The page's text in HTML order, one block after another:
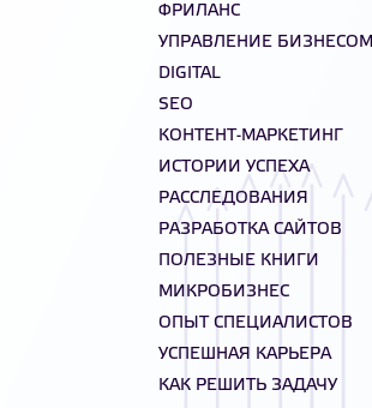
ФРИЛАНС
УПРАВЛЕНИЕ БИЗНЕСОМ
DIGITAL
SEO
КОНТЕНТ-МАРКЕТИНГ
ИСТОРИИ УСПЕХА
РАССЛЕДОВАНИЯ
РАЗРАБОТКА САЙТОВ
ПОЛЕЗНЫЕ КНИГИ
МИКРОБИЗНЕС
ОПЫТ СПЕЦИАЛИСТОВ
УСПЕШНАЯ КАРЬЕРА
КАК РЕШИТЬ ЗАДАЧУ